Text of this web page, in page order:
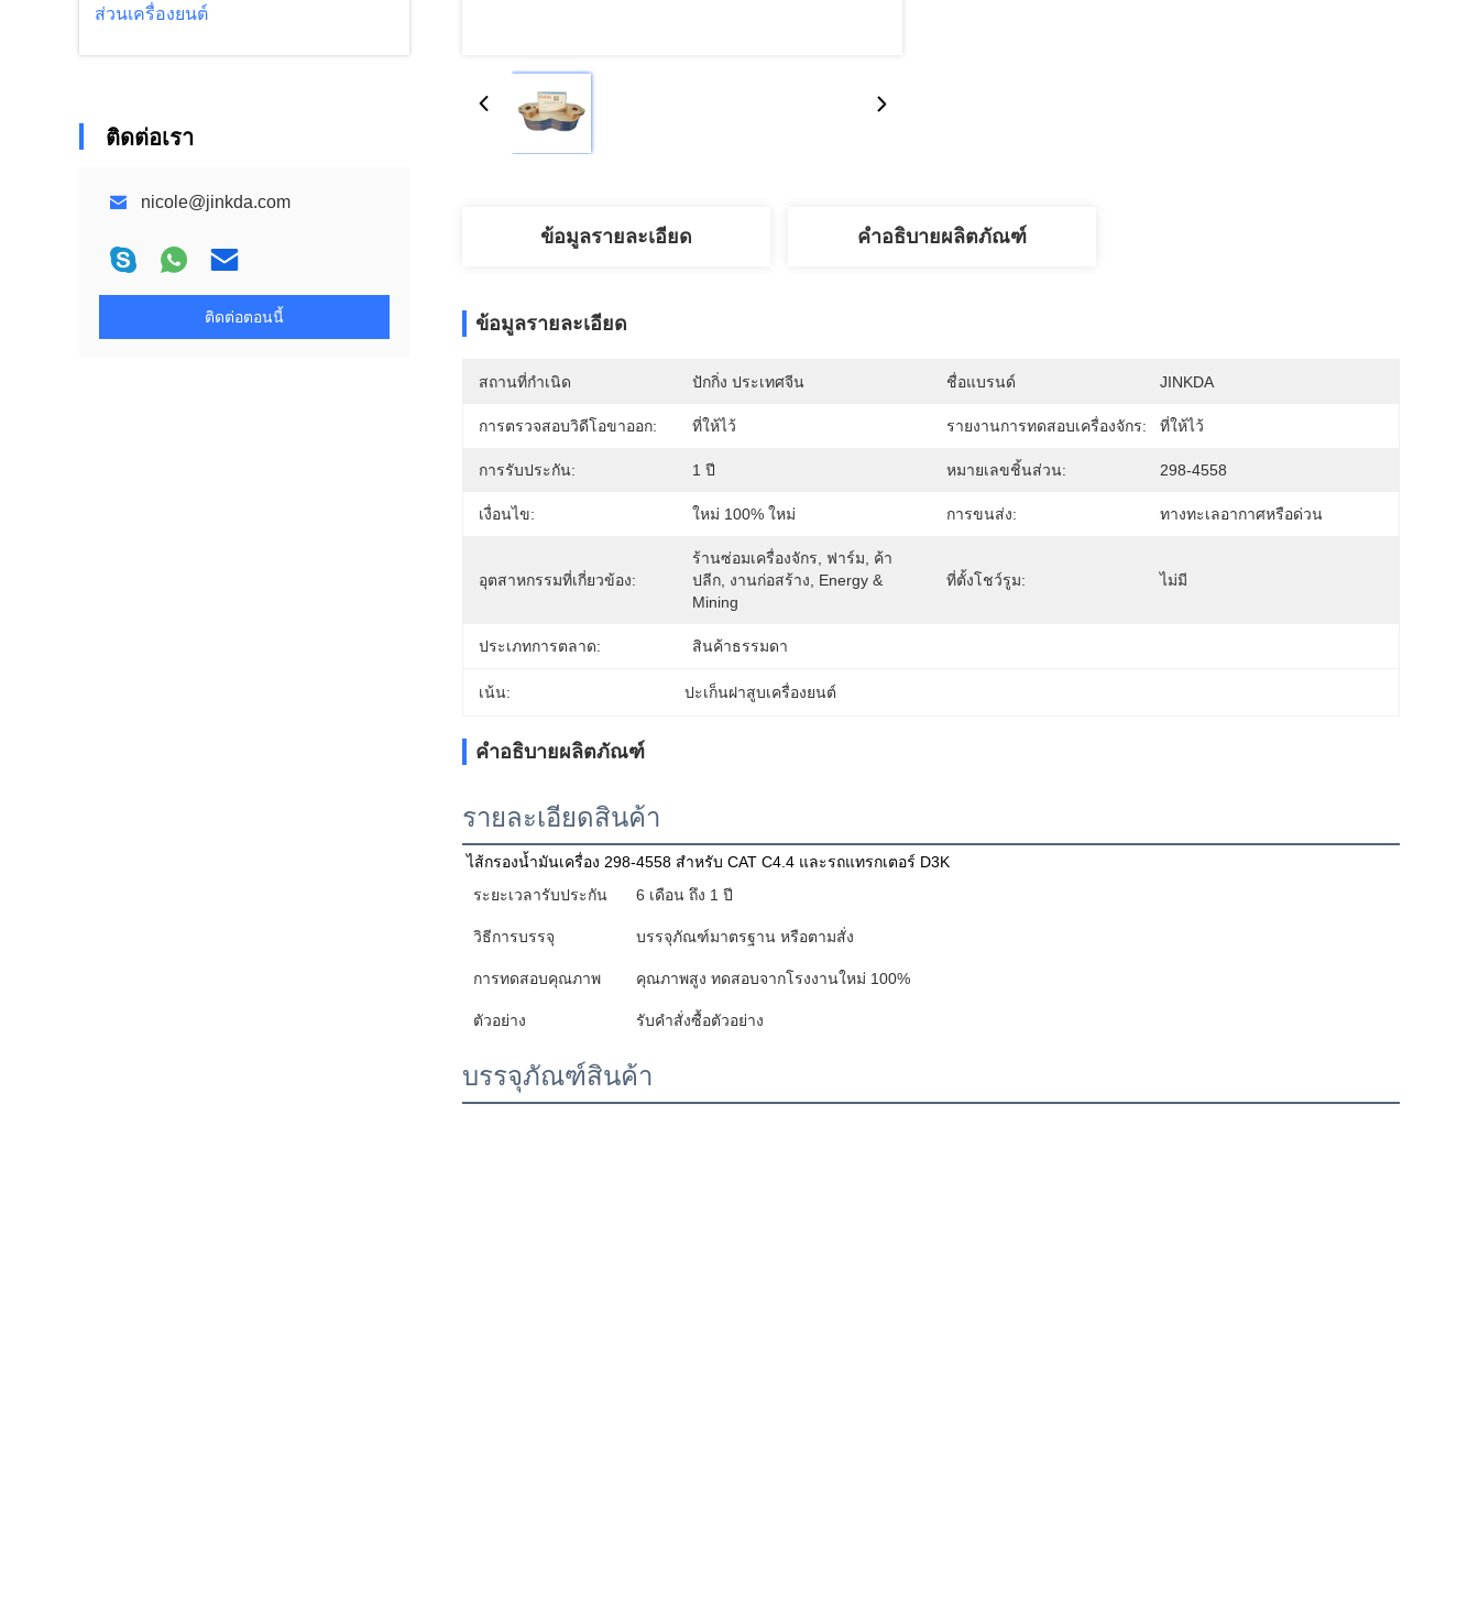
ส่วนเครื่องยนต์
ติดต่อเรา
nicole@jinkda.com
ติดต่อตอนนี้
ข้อมูลรายละเอียด คำอธิบายผลิตภัณฑ์
ข้อมูลรายละเอียด
สถานที่กำเนิด ปักกิ่ง ประเทศจีน ชื่อแบรนด์ JINKDA
การตรวจสอบวิดีโอขาออก: ที่ให้ไว้ รายงานการทดสอบเครื่องจักร: ที่ให้ไว้
การรับประกัน: 1 ปี หมายเลขชิ้นส่วน: 298-4558
เงื่อนไข: ใหม่ 100% ใหม่ การขนส่ง: ทางทะเลอากาศหรือด่วน
อุตสาหกรรมที่เกี่ยวข้อง:
ร้านซ่อมเครื่องจักร, ฟาร์ม, ค้า
ปลีก, งานก่อสร้าง, Energy &
Mining
ที่ตั้งโชว์รูม: ไม่มี
ประเภทการตลาด: สินค้าธรรมดา
เน้น: ปะเก็นฝาสูบเครื่องยนต์
คำอธิบายผลิตภัณฑ์
รายละเอียดสินค้า
ไส้กรองน้ำมันเครื่อง 298-4558 สำหรับ CAT C4.4 และรถแทรกเตอร์ D3K
ระยะเวลารับประกัน
6 เดือน ถึง 1 ปี
วิธีการบรรจุ บรรจุภัณฑ์มาตรฐาน หรือตามสั่ง
การทดสอบคุณภาพ คุณภาพสูง ทดสอบจากโรงงานใหม่ 100%
ตัวอย่าง รับคำสั่งซื้อตัวอย่าง
บรรจุภัณฑ์สินค้า